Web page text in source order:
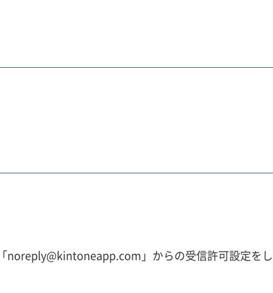
noreply@kintoneapp.com」からの受信許可設定を